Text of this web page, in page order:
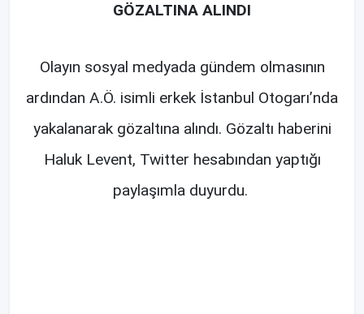
GÖZALTINA ALINDI
Olayın sosyal medyada gündem olmasının
ardından A.Ö. isimli erkek İstanbul Otogarı’nda
yakalanarak gözaltına alındı. Gözaltı haberini
Haluk Levent, Twitter hesabından yaptığı
paylaşımla duyurdu.